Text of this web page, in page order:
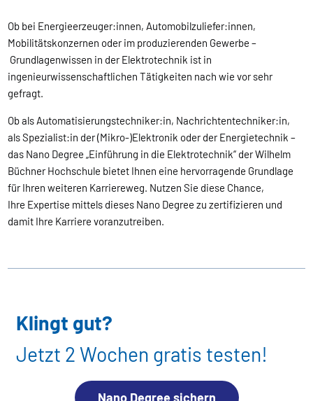
Ob bei Energieerzeuger:innen, Automobilzuliefer:innen,
Mobilitätskonzernen oder im produzierenden Gewerbe –
Grundlagenwissen in der Elektrotechnik ist in
ingenieurwissenschaftlichen Tätigkeiten nach wie vor sehr
gefragt.
Ob als Automatisierungstechniker:in, Nachrichtentechniker:in,
als Spezialist:in der (Mikro-)Elektronik oder der Energietechnik –
das Nano Degree „Einführung in die Elektrotechnik“ der Wilhelm
Büchner Hochschule bietet Ihnen eine hervorragende Grundlage
für Ihren weiteren Karriereweg. Nutzen Sie diese Chance,
Ihre Expertise mittels dieses Nano Degree zu zertifizieren und
damit Ihre Karriere voranzutreiben.
Klingt gut?
Jetzt 2 Wochen gratis testen!
Nano Degree sichern